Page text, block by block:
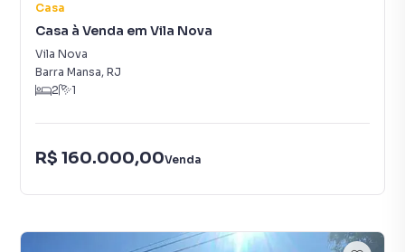
Casa
Casa à Venda em Vila Nova
Vila Nova
Barra Mansa, RJ
2
1
R$ 160.000,00Venda